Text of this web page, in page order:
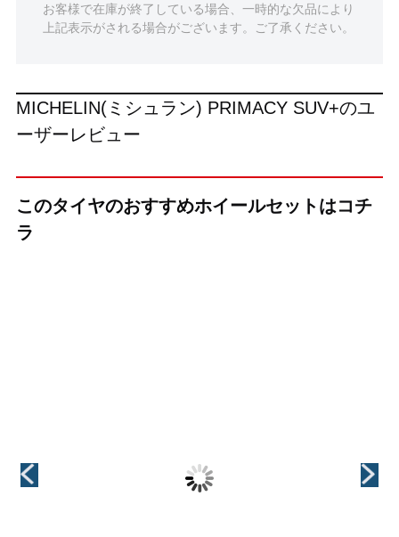
お客様で在庫が終了している場合、一時的な欠品により
上記表示がされる場合がございます。ご了承ください。
MICHELIN(ミシュラン) PRIMACY SUV+のユ
ーザーレビュー
このタイヤのおすすめホイールセットはコチ
ラ
ー&トヨタ 平座
専用】
面座 14×1.5ボル